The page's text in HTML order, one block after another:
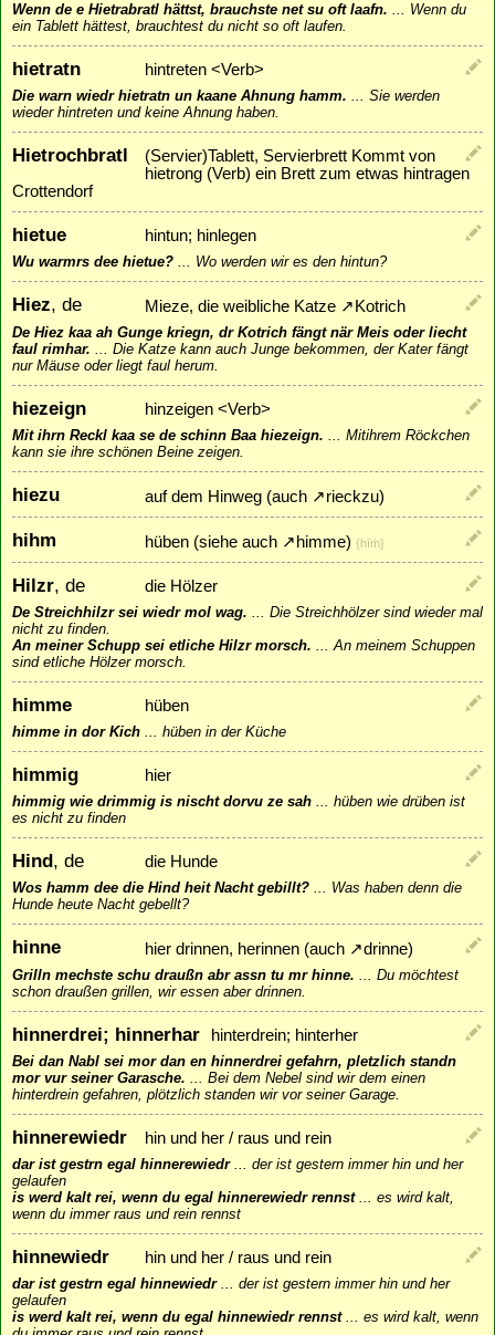
Wenn de e Hietrabratl hättst, brauchste net su oft laafn.
Wenn du
ein Tablett hättest, brauchtest du nicht so oft laufen.
hietratn hintreten <Verb>
Die warn wiedr hietratn un kaane Ahnung hamm.
Sie werden
wieder hintreten und keine Ahnung haben.
Hietrochbratl
(Servier)Tablett, Servierbrett Kommt von
hietrong (Verb) ein Brett zum etwas hintragen
Crottendorf
hietue hintun; hinlegen
Wu warmrs dee hietue? Wo werden wir es den hintun?
Hiez, de Mieze, die weibliche Katze ↗ Kotrich
De Hiez kaa ah Gunge kriegn, dr Kotrich fängt när Meis oder liecht
faul rimhar.
Die Katze kann auch Junge bekommen, der Kater fängt
nur Mäuse oder liegt faul herum.
hiezeign hinzeigen <Verb>
Mit ihrn Reckl kaa se de schinn Baa hiezeign.
Mitihrem Röckchen
kann sie ihre schönen Beine zeigen.
hiezu auf dem Hinweg (auch ↗rieckzu)
hihm hüben (siehe auch ↗ himme) {hīṁ}
Hilzr, de die Hölzer
De Streichhilzr sei wiedr mol wag.
Die Streichhölzer sind wieder mal
nicht zu finden.
An meiner Schupp sei etliche Hilzr morsch.
An meinem Schuppen
sind etliche Hölzer morsch.
himme hüben
himme in dor Kich hüben in der Küche
himmig hier
himmig wie drimmig is nischt dorvu ze sah
hüben wie drüben ist
es nicht zu finden
Hind, de die Hunde
Wos hamm dee die Hind heit Nacht gebillt?
Was haben denn die
Hunde heute Nacht gebellt?
hinne hier drinnen, herinnen (auch ↗drinne)
Grilln mechste schu draußn abr assn tu mr hinne.
Du möchtest
schon draußen grillen, wir essen aber drinnen.
hinnerdrei; hinnerhar hinterdrein; hinterher
Bei dan Nabl sei mor dan en hinnerdrei gefahrn, pletzlich standn
mor vur seiner Garasche.
Bei dem Nebel sind wir dem einen
hinterdrein gefahren, plötzlich standen wir vor seiner Garage.
hinnerewiedr hin und her / raus und rein
dar ist gestrn egal hinnerewiedr... der ist gestern immer hin und her
gelaufen
is werd kalt rei, wenn du egal hinnerewiedr rennst... es wird kalt,
wenn du immer raus und rein rennst
hinnewiedr hin und her / raus und rein
dar ist gestrn egal hinnewiedr... der ist gestern immer hin und her
gelaufen
is werd kalt rei, wenn du egal hinnewiedr rennst... es wird kalt, wenn